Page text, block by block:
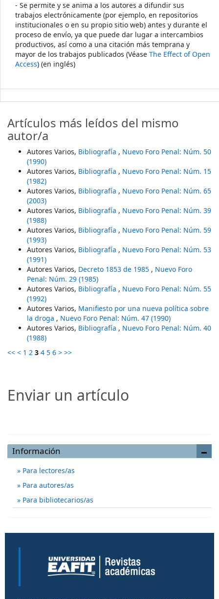
- Se permite y se anima a los autores a difundir sus
trabajos electrónicamente (por ejemplo, en repositorios
institucionales o en su propio sitio web) antes y durante el
proceso de envío, ya que puede dar lugar a intercambios
productivos, así como a una citación más temprana y
mayor de los trabajos publicados (Véase The Effect of Open
Access) (en inglés)
Artículos más leídos del mismo
autor/a
Autores Varios, Bibliografía , Nuevo Foro Penal: Núm. 50
(1990)
Autores Varios, Bibliografía , Nuevo Foro Penal: Núm. 15
(1982)
Autores Varios, Bibliografía , Nuevo Foro Penal: Núm. 65
(2003)
Autores Varios, Bibliografía , Nuevo Foro Penal: Núm. 39
(1988)
Autores Varios, Bibliografía , Nuevo Foro Penal: Núm. 59
(1993)
Autores Varios, Bibliografía , Nuevo Foro Penal: Núm. 53
(1991)
Autores Varios, Decreto 1853 de 1985 , Nuevo Foro
Penal: Núm. 29 (1985)
Autores Varios, Bibliografía , Nuevo Foro Penal: Núm. 55
(1992)
Autores Varios, Manifiesto por una nueva política sobre
la droga , Nuevo Foro Penal: Núm. 47 (1990)
Autores Varios, Bibliografía , Nuevo Foro Penal: Núm. 40
(1988)
<< < 1 2 3 4 5 6 > >>
Enviar un artículo
Información
Para lectores/as
Para autores/as
Para bibliotecarios/as